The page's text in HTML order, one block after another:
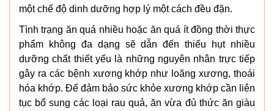
một chế độ dinh dưỡng hợp lý một cách đều đặn.
Tình trạng ăn quá nhiều hoặc ăn quá ít đồng thời thực
phẩm không đa dạng sẽ dẫn đến thiếu hụt nhiều
dưỡng chất thiết yếu là những nguyên nhân trực tiếp
gây ra các bệnh xương khớp như loãng xương, thoái
hóa khớp. Để đảm bảo sức khỏe xương khớp cần liên
tục bổ sung các loại rau quả, ăn vừa đủ thức ăn giàu